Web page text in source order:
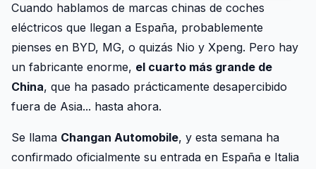
Cuando hablamos de marcas chinas de coches
eléctricos que llegan a España, probablemente
pienses en BYD, MG, o quizás Nio y Xpeng. Pero hay
un fabricante enorme, el cuarto más grande de
China, que ha pasado prácticamente desapercibido
fuera de Asia... hasta ahora.
Se llama Changan Automobile, y esta semana ha
confirmado oficialmente su entrada en España e Italia